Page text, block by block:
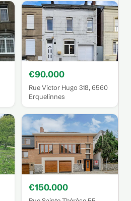
€90.000
Rue Victor Hugo 318, 6560
Erquelinnes
€150.000